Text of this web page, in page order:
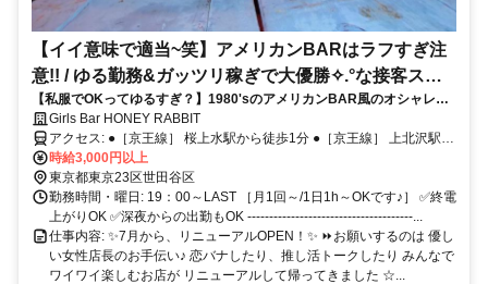
【イイ意味で適当~笑】アメリカンBARはラフすぎ注
意!! / ゆる勤務&ガッツリ稼ぎで大優勝✧.°な接客スタ
ッフ(女の子)
【私服でOKってゆるすぎ？】1980'sのアメリカンBAR風のオシャレさ
と、ゆる～い気風のお店♪ 元学校教師の女性店長と女の子数人で楽しく
わいわい営業中の小さな隠れ家ガールズバーです☆
Girls Bar HONEY RABBIT
アクセス: ●［京王線］ 桜上水駅から徒歩1分 ●［京王線］ 上北沢駅か
ら徒歩8分 ●［京王線/世田谷線］ 下高井戸から徒歩10分*
時給3,000円以上
東京都東京23区世田谷区
勤務時間・曜日: 19：00～LAST ［月1回～/1日1h～OKです♪］ ✅終電
上がりOK ✅深夜からの出勤もOK --------------------------------------...
仕事内容: ✨7月から、リニューアルOPEN！✨ ⏩お願いするのは 優し
い女性店長のお手伝い♪ 恋バナしたり、推し活トークしたり みんなで
ワイワイ楽しむお店が リニューアルして帰ってきました ☆...